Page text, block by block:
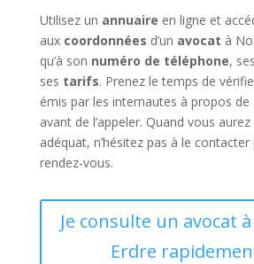
Utilisez un annuaire en ligne et
aux coordonnées d’un avocat à
qu’à son numéro de téléphone, ses
ses tarifs. Prenez le temps de
émis par les internautes à propos de
avant de l’appeler. Quand vous
adéquat, n’hésitez pas à le
rendez-vous.
Je consulte un avocat
Erdre